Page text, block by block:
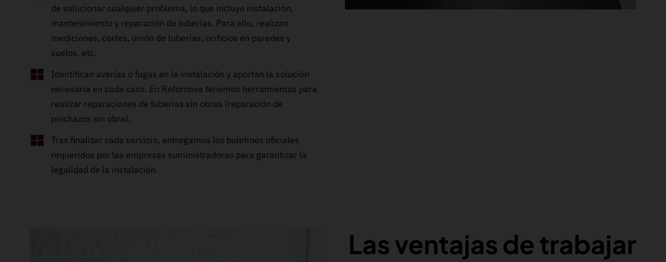
de solucionar cualquier problema, lo que incluye instalación,
mantenimiento y reparación de tuberías. Para ello, realizan
mediciones, cortes, unión de tuberías, orificios en paredes y
suelos, etc.
Identifican averías o fugas en la instalación y aportan la solución
necesaria en cada caso. En Refornova tenemos herramientas para
realizar reparaciones de tuberías sin obras (reparación de
pinchazos sin obra).
Tras finalizar cada servicio, entregamos los boletines oficiales
requeridos por las empresas suministradoras para garantizar la
legalidad de la instalación.
Las ventajas de trabajar